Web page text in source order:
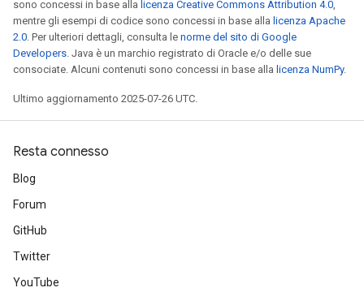
sono concessi in base alla licenza Creative Commons Attribution 4.0,
mentre gli esempi di codice sono concessi in base alla licenza Apache
2.0. Per ulteriori dettagli, consulta le norme del sito di Google
Developers. Java è un marchio registrato di Oracle e/o delle sue
consociate. Alcuni contenuti sono concessi in base alla licenza NumPy.
Ultimo aggiornamento 2025-07-26 UTC.
Resta connesso
Blog
Forum
GitHub
Twitter
YouTube